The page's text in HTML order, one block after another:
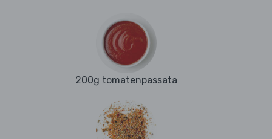
200g tomatenpassata